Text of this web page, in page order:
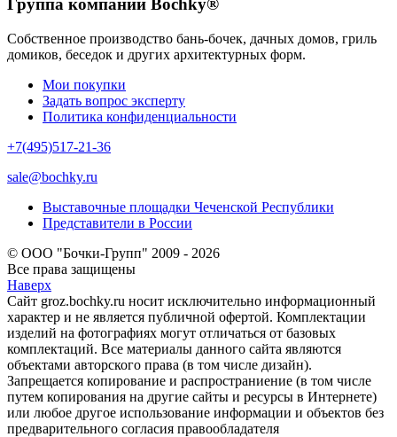
Группа компаний Bochky®
Собственное производство бань-бочек, дачных домов, гриль
домиков, беседок и других архитектурных форм.
Мои покупки
Задать вопрос эксперту
Политика конфиденциальности
+7(495)517-21-36
sale@bochky.ru
Выставочные площадки Чеченской Республики
Представители в России
© ООО "Бочки-Групп" 2009 - 2026
Все права защищены
Наверх
Сайт groz.bochky.ru носит исключительно информационный
характер и не является публичной офертой. Комплектации
изделий на фотографиях могут отличаться от базовых
комплектаций. Все материалы данного сайта являются
объектами авторского права (в том числе дизайн).
Запрещается копирование и распространиение (в том числе
путем копирования на другие сайты и ресурсы в Интернете)
или любое другое использование информации и объектов без
предварительного согласия правообладателя